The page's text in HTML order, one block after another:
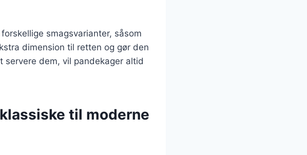
smagsvarianter, såsom
dimension til retten og gør den
dem, vil pandekager altid
til moderne